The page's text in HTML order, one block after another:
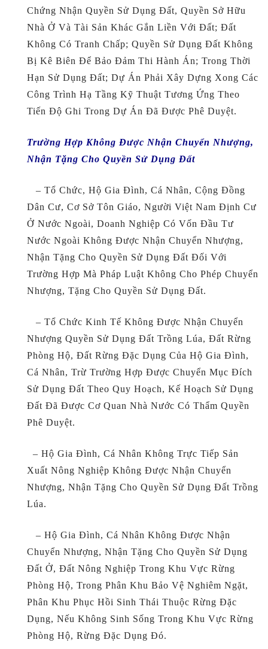
Chứng Nhận Quyền Sử Dụng Đất, Quyền Sở Hữu
Nhà Ở Và Tài Sản Khác Gắn Liền Với Đất; Đất
Không Có Tranh Chấp; Quyền Sử Dụng Đất Không
Bị Kê Biên Để Bảo Đảm Thi Hành Án; Trong Thời
Hạn Sử Dụng Đất; Dự Án Phải Xây Dựng Xong Các
Công Trình Hạ Tầng Kỹ Thuật Tương Ứng Theo
Tiến Độ Ghi Trong Dự Án Đã Được Phê Duyệt.
Trường Hợp Không Được Nhận Chuyển Nhượng,
Nhận Tặng Cho Quyền Sử Dụng Đất
– Tổ Chức, Hộ Gia Đình, Cá Nhân, Cộng Đồng
Dân Cư, Cơ Sở Tôn Giáo, Người Việt Nam Định Cư
Ở Nước Ngoài, Doanh Nghiệp Có Vốn Đầu Tư
Nước Ngoài Không Được Nhận Chuyển Nhượng,
Nhận Tặng Cho Quyền Sử Dụng Đất Đối Với
Trường Hợp Mà Pháp Luật Không Cho Phép Chuyển
Nhượng, Tặng Cho Quyền Sử Dụng Đất.
– Tổ Chức Kinh Tế Không Được Nhận Chuyển
Nhượng Quyền Sử Dụng Đất Trồng Lúa, Đất Rừng
Phòng Hộ, Đất Rừng Đặc Dụng Của Hộ Gia Đình,
Cá Nhân, Trừ Trường Hợp Được Chuyển Mục Đích
Sử Dụng Đất Theo Quy Hoạch, Kế Hoạch Sử Dụng
Đất Đã Được Cơ Quan Nhà Nước Có Thẩm Quyền
Phê Duyệt.
– Hộ Gia Đình, Cá Nhân Không Trực Tiếp Sản
Xuất Nông Nghiệp Không Được Nhận Chuyển
Nhượng, Nhận Tặng Cho Quyền Sử Dụng Đất Trồng
Lúa.
– Hộ Gia Đình, Cá Nhân Không Được Nhận
Chuyển Nhượng, Nhận Tặng Cho Quyền Sử Dụng
Đất Ở, Đất Nông Nghiệp Trong Khu Vực Rừng
Phòng Hộ, Trong Phân Khu Bảo Vệ Nghiêm Ngặt,
Phân Khu Phục Hồi Sinh Thái Thuộc Rừng Đặc
Dụng, Nếu Không Sinh Sống Trong Khu Vực Rừng
Phòng Hộ, Rừng Đặc Dụng Đó.